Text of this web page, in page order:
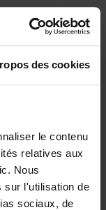
des cookies
le contenu
relatives aux
Nous
sur l'utilisation de
sociaux, de
Building
Feyter
Carolien Boom
200